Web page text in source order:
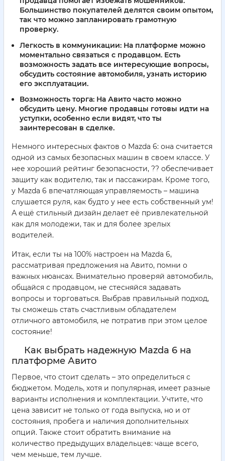
Большинство покупателей делятся своим опытом,
так что можно запланировать грамотную
проверку.
Легкость в коммуникации: На платформе можно
моментально связаться с продавцом. Есть
возможность задать все интересующие вопросы,
обсудить состояние автомобиля, узнать историю
его эксплуатации.
Возможность торга: На Авито часто можно
обсудить цену. Многие продавцы готовы идти на
уступки, особенно если видят, что ты
заинтересован в сделке.
Немного интересных фактов о Mazda 6: она считается
одной из самых безопасных машин в своем классе. У
нее хороший рейтинг безопасности, ?? обеспечивает
защиту как водителю, так и пассажирам. Кроме того,
у Mazda 6 впечатляющая управляемость – машина
слушается руля, как будто у нее есть собственный ум!
А ещё стильный дизайн делает её привлекательной
как для молодежи, так и для более зрелых
водителей.
Итак, если ты на 100% настроен на Mazda 6,
рассматривая предложения на Авито, помни о
важных нюансах. Внимательно проверяй автомобиль,
общайся с продавцом, не стесняйся задавать
вопросы и торговаться. Выбрав правильный подход,
ты сможешь стать счастливым обладателем
отличного автомобиля, не потратив при этом целое
состояние!
Как выбрать надежную Mazda 6 на
платформе Авито
Первое, что стоит сделать – это определиться с
бюджетом. Модель, хотя и популярная, имеет разные
варианты исполнения и комплектации. Учтите, что
цена зависит не только от года выпуска, но и от
состояния, пробега и наличия дополнительных
опций. Также стоит обратить внимание на
количество предыдущих владельцев: чаще всего,
чем меньше, тем лучше.